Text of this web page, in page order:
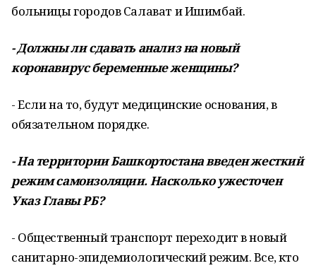
больницы городов Салават и Ишимбай.
- Должны ли сдавать анализ на новый
коронавирус беременные женщины?
- Если на то, будут медицинские основания, в
обязательном порядке.
- На территории Башкортостана введен жесткий
режим самоизоляции. Насколько ужесточен
Указ Главы РБ?
- Общественный транспорт переходит в новый
санитарно-эпидемиологический режим. Все, кто